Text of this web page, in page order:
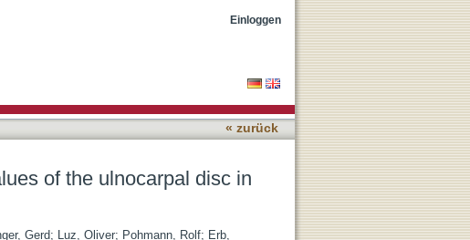
healthy subjects at 3 teslaEinloggen
« zurück
of the ulnocarpal disc in
Gerd; Luz, Oliver; Pohmann, Rolf; Erb,